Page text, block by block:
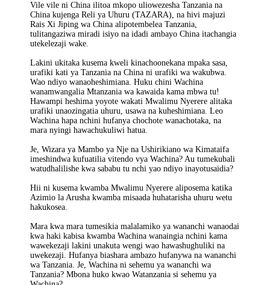
Vile vile ni China ilitoa mkopo uliowezesha Tanzania na
China kujenga Reli ya Uhuru (TAZARA), na hivi majuzi
Rais Xi Jiping wa China alipotembelea Tanzania,
tulitangaziwa miradi isiyo na idadi ambayo China itachangia
utekelezaji wake.
Lakini ukitaka kusema kweli kinachoonekana mpaka sasa,
urafiki kati ya Tanzania na China ni urafiki wa wakubwa.
Wao ndiyo wanaoheshimiana. Huku chini Wachina
wanamwangalia Mtanzania wa kawaida kama mbwa tu!
Hawampi heshima yoyote wakati Mwalimu Nyerere alitaka
urafiki unaozingatia uhuru, usawa na kuheshimiana. Leo
Wachina hapa nchini hufanya chochote wanachotaka, na
mara nyingi hawachukuliwi hatua.
Je, Wizara ya Mambo ya Nje na Ushirikiano wa Kimataifa
imeshindwa kufuatilia vitendo vya Wachina? Au tumekubali
watudhalilishe kwa sababu tu nchi yao ndiyo inayotusaidia?
Hii ni kusema kwamba Mwalimu Nyerere aliposema katika
Azimio la Arusha kwamba misaada huhatarisha uhuru wetu
hakukosea.
Mara kwa mara tumesikia malalamiko ya wananchi wanaodai
kwa haki kabisa kwamba Wachina wanaingia nchini kama
wawekezaji lakini unakuta wengi wao hawashughuliki na
uwekezaji. Hufanya biashara ambazo hufanywa na wananchi
wa Tanzania. Je, Wachina ni sehemu ya wananchi wa
Tanzania? Mbona huko kwao Watanzania si sehemu ya